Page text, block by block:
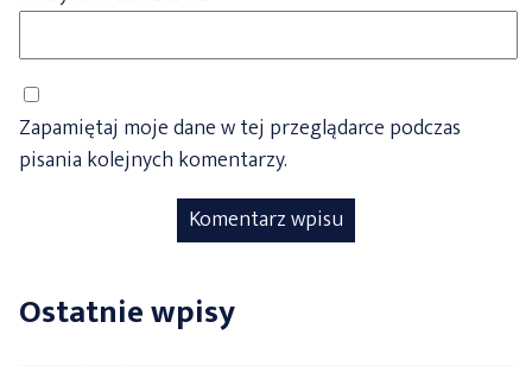
Zapamiętaj moje dane w tej przeglądarce podczas
pisania kolejnych komentarzy.
Ostatnie wpisy